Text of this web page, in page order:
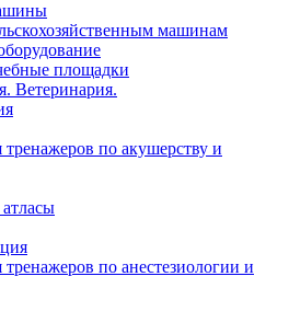
машинам
площадки
Ветеринария.
по акушерству и
по анестезиологии и